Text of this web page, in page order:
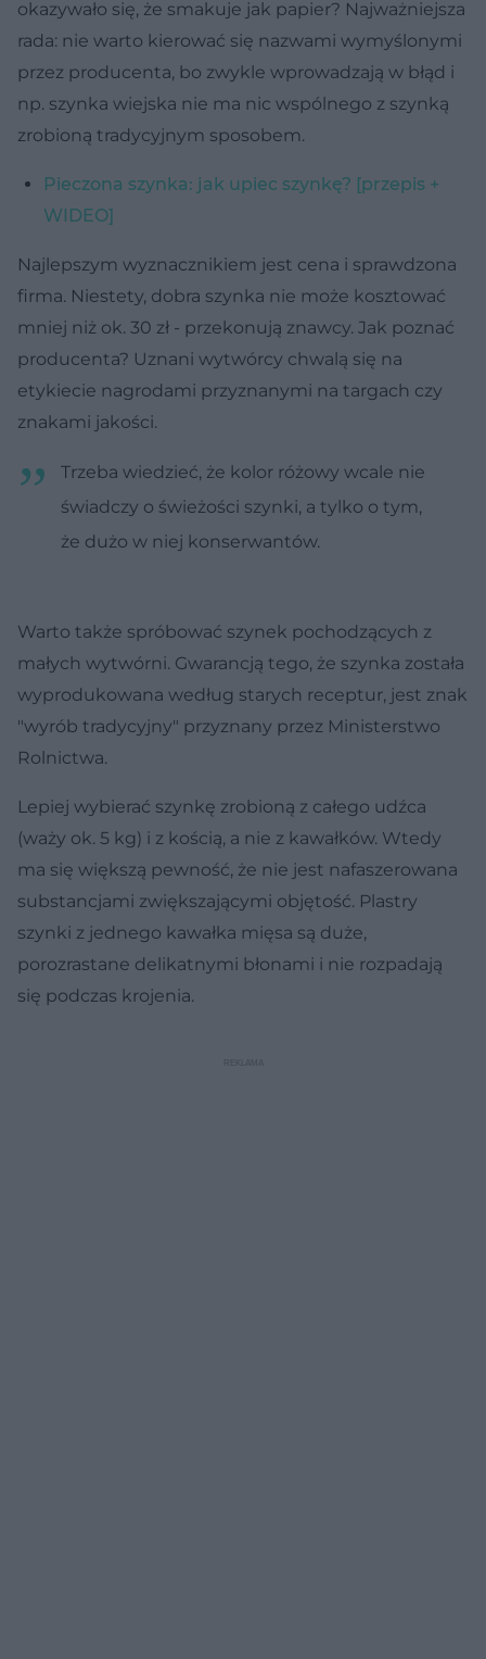
okazywało się, że smakuje jak papier? Najważniejsza
rada: nie warto kierować się nazwami wymyślonymi
przez producenta, bo zwykle wprowadzają w błąd i
np. szynka wiejska nie ma nic wspólnego z szynką
zrobioną tradycyjnym sposobem.
Pieczona szynka: jak upiec szynkę? [przepis +
WIDEO]
Najlepszym wyznacznikiem jest cena i sprawdzona
firma. Niestety, dobra szynka nie może kosztować
mniej niż ok. 30 zł - przekonują znawcy. Jak poznać
producenta? Uznani wytwórcy chwalą się na
etykiecie nagrodami przyznanymi na targach czy
znakami jakości.
Trzeba wiedzieć, że kolor różowy wcale nie
świadczy o świeżości szynki, a tylko o tym,
że dużo w niej konserwantów.
Warto także spróbować szynek pochodzących z
małych wytwórni. Gwarancją tego, że szynka została
wyprodukowana według starych receptur, jest znak
"wyrób tradycyjny" przyznany przez Ministerstwo
Rolnictwa.
Lepiej wybierać szynkę zrobioną z całego udźca
(waży ok. 5 kg) i z kością, a nie z kawałków. Wtedy
ma się większą pewność, że nie jest nafaszerowana
substancjami zwiększającymi objętość. Plastry
szynki z jednego kawałka mięsa są duże,
porozrastane delikatnymi błonami i nie rozpadają
się podczas krojenia.